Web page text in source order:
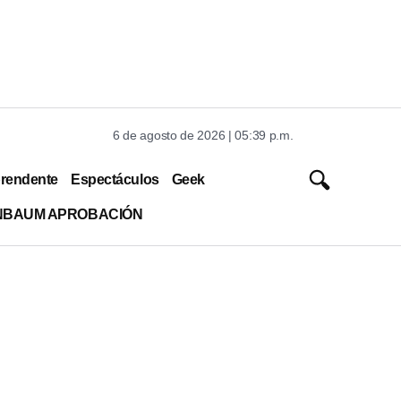
6 de agosto de 2026 | 05:39 p.m.
Espectáculos Geek
APROBACIÓN